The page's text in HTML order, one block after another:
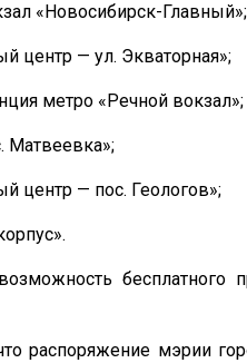
«Новосибирск-Главный»;
центр — ул. Экваторная»;
метро «Речной вокзал»;
Матвеевка»;
центр — пос. Геологов»;
бесплатного
распоряжение мэрии